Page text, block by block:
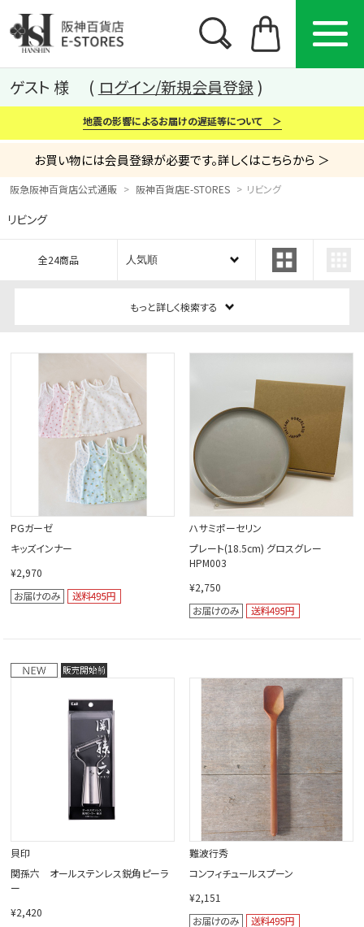
カテゴリー ブランド 特集
から探す
ゲスト 様 ログイン/新規会員登録
地震の影響によるお届けの遅延等について ＞
お買い物には会員登録が必要です。詳しくはこちらから ＞
阪急阪神百貨店公式通販 阪神百貨店E-STORES リビング
リビング
全24商品
もっと詳しく検索する
PGガーゼ
キッズインナー
¥2,970
ハサミポーセリン
プレート(18.5cm) グロスグレー
HPM003
¥2,750
貝印
関孫六 オールステンレス鋭角ピーラ
ー
¥2,420
難波行秀
コンフィチュールスプーン
¥2,151